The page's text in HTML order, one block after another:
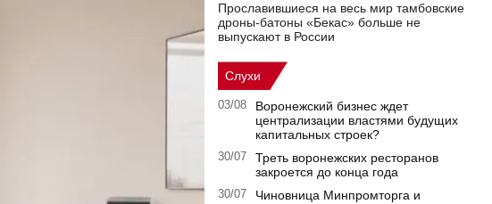
Прославившиеся на весь мир тамбовские
дроны-батоны «Бекас» больше не
выпускают в России
Слухи
03/08
Воронежский бизнес ждет
централизации властями будущих
капитальных строек?
30/07
Треть воронежских ресторанов
закроется до конца года
30/07
Чиновница Минпромторга и